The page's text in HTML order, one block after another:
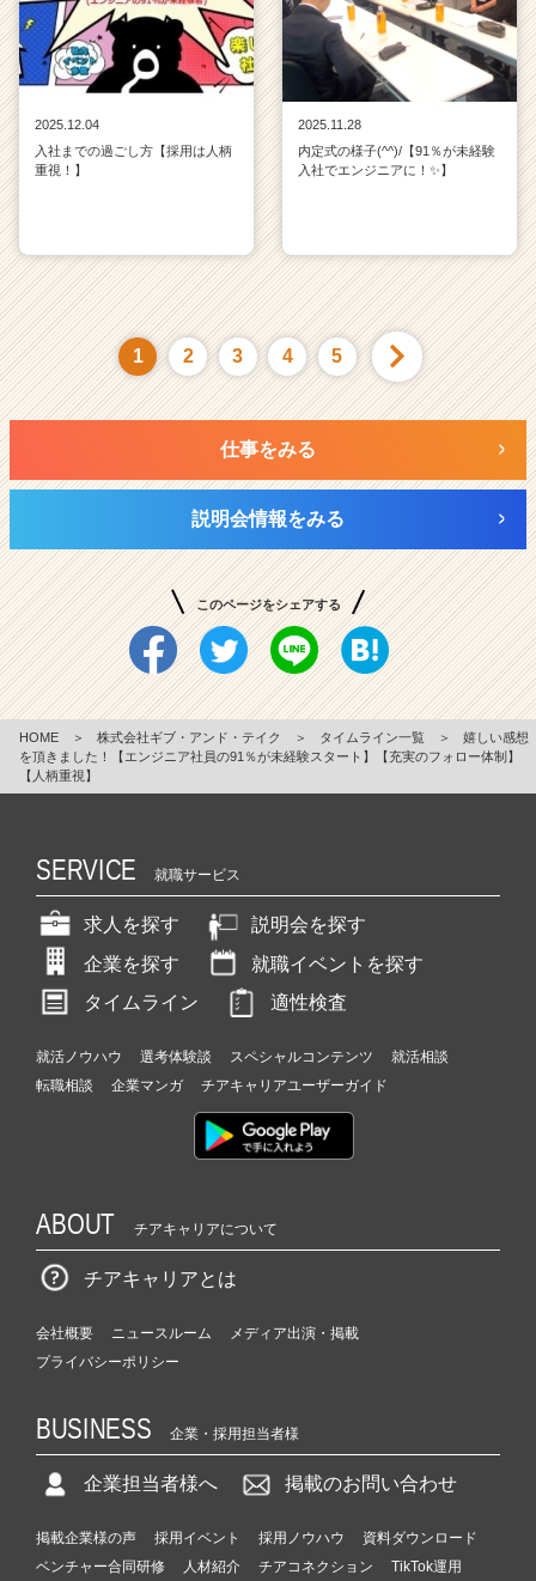
2025.12.04
入社までの過ごし方【採用は人柄
重視！】
2025.11.28
内定式の様子(^^)/【91％が未経験
入社でエンジニアに！✨】
1 2 3 4 5
仕事をみる
説明会情報をみる
このページをシェアする
HOME ＞ 株式会社ギブ・アンド・テイク ＞ タイムライン一覧 ＞
嬉しい感想
を頂きました！【エンジニア社員の91％が未経験スタート】【充実のフォロー体制】
【人柄重視】
SERVICE 就職サービス
求人を探す
説明会を探す
企業を探す
就職イベントを探す
タイムライン
適性検査
就活ノウハウ 選考体験談 スペシャルコンテンツ
就活相談
転職相談
企業マンガ チアキャリアユーザーガイド
ABOUT チアキャリアについて
チアキャリアとは
会社概要 ニュースルーム
メディア出演・掲載
プライバシーポリシー
BUSINESS 企業・採用担当者様
企業担当者様へ 掲載のお問い合わせ
掲載企業様の声 採用イベント 採用ノウハウ
資料ダウンロード
ベンチャー合同研修
人材紹介 チアコネクション TikTok運用